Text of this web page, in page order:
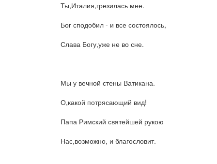
Ты,Италия,грезилась мне.
Бог сподобил - и все состоялось,
Слава Богу,уже не во сне.
Мы у вечной стены Ватикана.
О,какой потрясающий вид!
Папа Римский святейшей рукою
Нас,возможно, и благословит.